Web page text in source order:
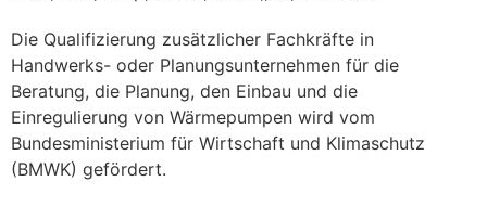
Die Qualifizierung zusätzlicher Fachkräfte in
Handwerks- oder Planungsunternehmen für die
Beratung, die Planung, den Einbau und die
Einregulierung von Wärmepumpen wird vom
Bundesministerium für Wirtschaft und Klimaschutz
(BMWK) gefördert.